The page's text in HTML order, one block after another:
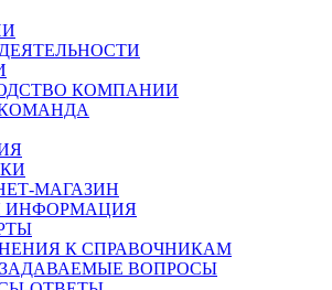
КОМПАНИИ
МАГАЗИН
ИНФОРМАЦИЯ
К СПРАВОЧНИКАМ
ВОПРОСЫ